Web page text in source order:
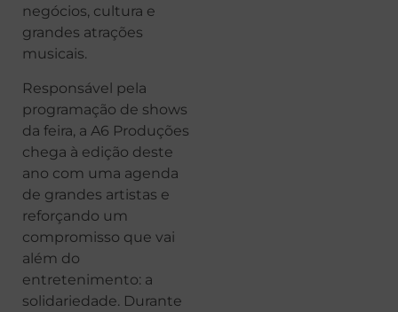
negócios, cultura e
grandes atrações
musicais.
Responsável pela
programação de shows
da feira, a A6 Produções
chega à edição deste
ano com uma agenda
de grandes artistas e
reforçando um
compromisso que vai
além do
entretenimento: a
solidariedade. Durante